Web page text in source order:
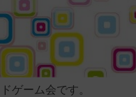
ゲーム会です。